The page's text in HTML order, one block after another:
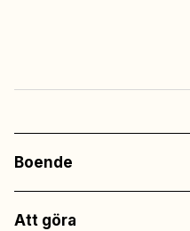
Boende
Att göra